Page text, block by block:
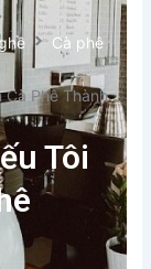
Cà phê
Cà Phê Thành
Tôi